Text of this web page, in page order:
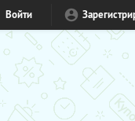
Войти